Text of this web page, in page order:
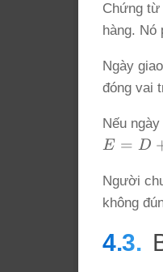
Chứng từ
hàng. Nó
Ngày
đóng vai
Nếu
E
D
+
E = D
Người
không